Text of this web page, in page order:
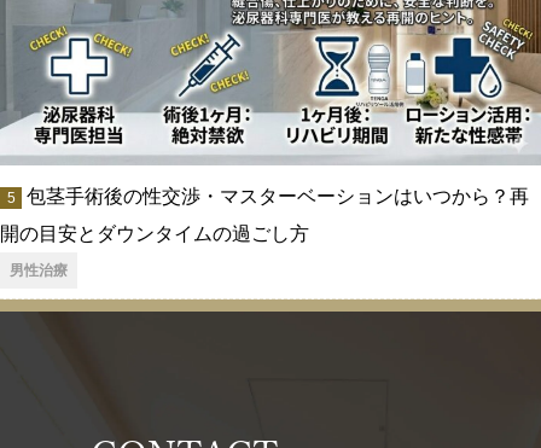
包茎手術後の性交渉・マスターベーションはいつから？再
開の目安とダウンタイムの過ごし方
男性治療